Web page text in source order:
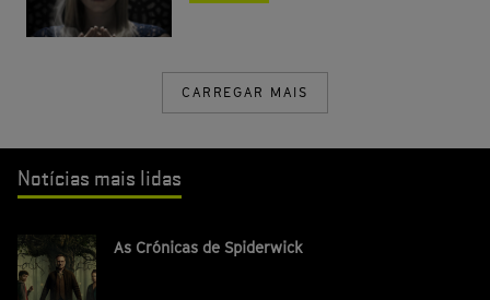
CARREGAR MAIS
Notícias mais lidas
As Crónicas de Spiderwick